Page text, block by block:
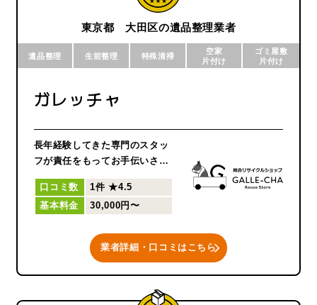
しく身につけた遺品整理士がお
手伝いいたします。東京都 大田区の遺品整理業者
遺品整理 生前整理 特殊清掃
空家
片付け
ゴミ屋敷
片付け
ガレッチャ
長年経験してきた専門のスタッ
フが責任をもってお手伝いさせ
ていただきます！
お客様満足度100％を目指して
ております！
口コミ数 1件 ★4.5
基本料金
30,000円〜
業者詳細・口コミはこちら